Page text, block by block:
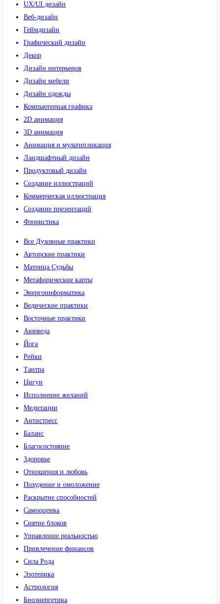
UX/UI дизайн
Веб-дизайн
Геймдизайн
Графический дизайн
Декор
Дизайн интерьеров
Дизайн мебели
Дизайн одежды
Компьютерная графика
2D анимация
3D анимация
Анимация и мультипликация
Ландшафтный дизайн
Продуктовый дизайн
Создание иллюстраций
Коммерческая иллюстрация
Создание презентаций
Флористика
Все Духовные практики
Авторские практики
Матрица Судьбы
Метафорические карты
Энергоинформатика
Ведические практики
Восточные практики
Аюрведа
Йога
Рейки
Тантра
Цигун
Исполнение желаний
Медитации
Антистресс
Баланс
Благосостояние
Здоровье
Отношения и любовь
Похудение и омоложение
Раскрытие способностей
Самооценка
Снятие блоков
Управление реальностью
Привлечение финансов
Сила Рода
Эзотерика
Астрология
Биоэнергетика